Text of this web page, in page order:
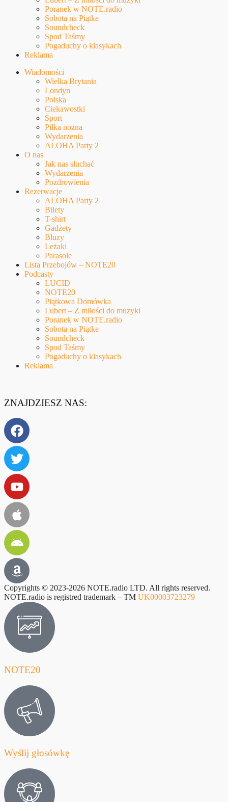
Poranek w NOTE.radio
Sobota na Piątke
Soundcheck
Spod Taśmy
Pogaduchy o klasykach
Reklama
Wiadomości
Wielka Brytania
Londyn
Polska
Ciekawostki
Sport
Piłka nożna
Wydarzenia
ALOHA Party 2
O nas
Jak nas słuchać
Wydarzenia
Pozdrowienia
Rezerwacje
ALOHA Party 2
Bilety
T-shirt
Gadżety
Bluzy
Leżaki
Parasole
Lista Przebojów – NOTE20
Podcasty
LUCID
NOTE20
Piątkowa Domówka
Lubert – Z miłości do muzyki
Poranek w NOTE.radio
Sobota na Piątke
Soundcheck
Spod Taśmy
Pogaduchy o klasykach
Reklama
ZNAJDZIESZ NAS:
Copyrights © 2023-2026 NOTE.radio LTD. All rights reserved.
NOTE.radio is registred trademark – TM UK00003723279
NOTE20
Wyślij głosówkę